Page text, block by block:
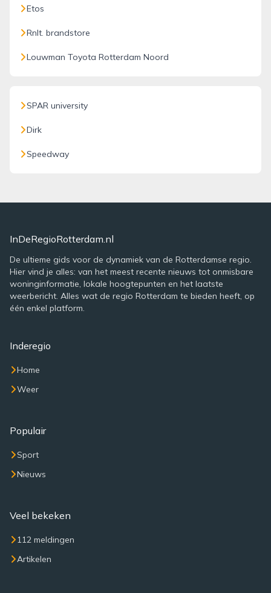
Etos
Rnlt. brandstore
Louwman Toyota Rotterdam Noord
SPAR university
Dirk
Speedway
InDeRegioRotterdam.nl
De ultieme gids voor de dynamiek van de Rotterdamse regio.
Hier vind je alles: van het meest recente nieuws tot onmisbare
woninginformatie, lokale hoogtepunten en het laatste
weerbericht. Alles wat de regio Rotterdam te bieden heeft, op
één enkel platform.
Inderegio
Home
Weer
Populair
Sport
Nieuws
Veel bekeken
112 meldingen
Artikelen